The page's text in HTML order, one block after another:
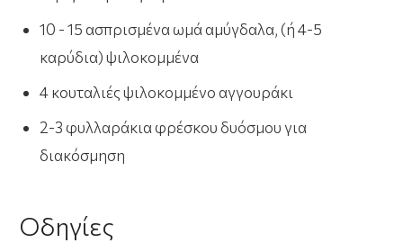
10 - 15 ασπρισμένα ωμά αμύγδαλα, (ή 4-5
καρύδια) ψιλοκομμένα
4 κουταλιές ψιλοκομμένο αγγουράκι
2-3 φυλλαράκια φρέσκου δυόσμου για
διακόσμηση
Οδηγίες